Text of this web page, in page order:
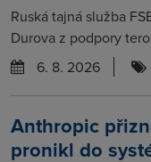
Ruská tajná služba
Durova z podpory
6. 8. 2026
Anthropic
pronikl do